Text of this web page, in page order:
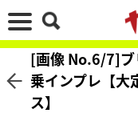
[画像 No.6/7]ブ
乗インプレ【大
ス】